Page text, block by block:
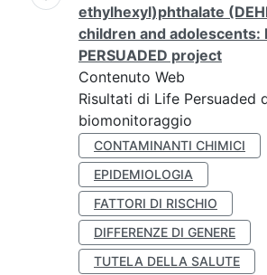
ethylhexyl)phthalate
children and adolescents:
PERSUADED project
Contenuto Web
Risultati di Life Persuaded
biomonitoraggio
CONTAMINANTI CHIMICI
EPIDEMIOLOGIA
FATTORI DI RISCHIO
DIFFERENZE DI GENERE
TUTELA DELLA SALUTE